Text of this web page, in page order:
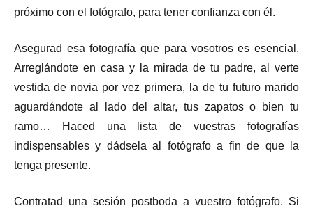
próximo con el fotógrafo, para tener confianza con él.
Asegurad esa fotografía que para vosotros es esencial.
Arreglándote en casa y la mirada de tu padre, al verte
vestida de novia por vez primera, la de tu futuro marido
aguardándote al lado del altar, tus zapatos o bien tu
ramo… Haced una lista de vuestras fotografías
indispensables y dádsela al fotógrafo a fin de que la
tenga presente.
Contratad una sesión postboda a vuestro fotógrafo. Si